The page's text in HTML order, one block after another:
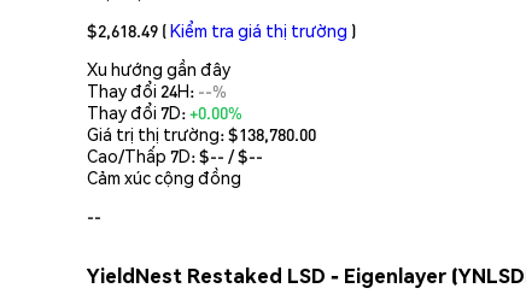
$2,618.49 (Kiểm tra giá thị trường )
Xu hướng gần đây
Thay đổi 24H: --%
Thay đổi 7D:+0.00%
Giá trị thị trường:$138,780.00
Cao/Thấp 7D: $-- / $--
Cảm xúc cộng đồng
--
YieldNest Restaked LSD - Eigenlayer